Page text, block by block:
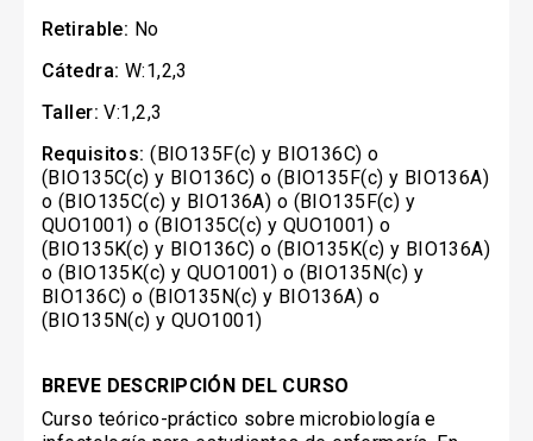
Retirable: No
Cátedra: W:1,2,3
Taller:V:1,2,3
Requisitos: (BIO135F(c) y BIO136C) o
(BIO135C(c) y BIO136C) o (BIO135F(c) y BIO136A)
o (BIO135C(c) y BIO136A) o (BIO135F(c) y
QUO1001) o (BIO135C(c) y QUO1001) o
(BIO135K(c) y BIO136C) o (BIO135K(c) y BIO136A)
o (BIO135K(c) y QUO1001) o (BIO135N(c) y
BIO136C) o (BIO135N(c) y BIO136A) o
(BIO135N(c) y QUO1001)
BREVE DESCRIPCIÓN DEL CURSO
Curso teórico-práctico sobre microbiología e